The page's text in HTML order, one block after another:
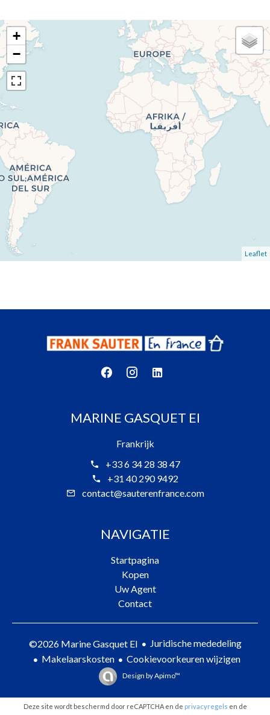
+
−
Leaflet
MARINE GASQUET EI
Frankrijk
+33 6 34 28 38 47
+31 40 290 9492
contact@sauterenfrance.com
NAVIGATIE
Startpagina
Kopen
Uw Agent
Contact
©2026 Marine Gasquet EI
Juridische mededeling
Makelaarskosten
Cookievoorkeuren wijzigen
Design byApimo™
Deze site wordt beschermd door reCAPTCHA en de privacyregels en de